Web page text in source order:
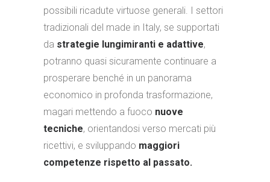
possibili ricadute virtuose generali. I settori
tradizionali del made in Italy, se supportati
da strategie lungimiranti e adattive,
potranno quasi sicuramente continuare a
prosperare benché in un panorama
economico in profonda trasformazione,
magari mettendo a fuoco nuove
tecniche, orientandosi verso mercati più
ricettivi, e sviluppando maggiori
competenze rispetto al passato.